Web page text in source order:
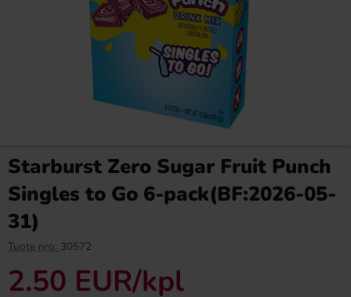
Ronny & Ragge Buttcracker
Osta
Fazer Viol Tablettipussi 38g
Osta
Starburst Zero Sugar Fruit Punch
Singles to Go 6-pack(BF:2026-05-
31)
Tuote nro: 30572
2.50 EUR/kpl